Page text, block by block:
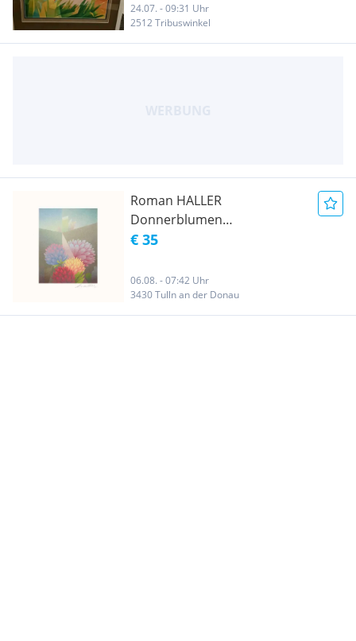
24.07. - 09:31 Uhr
2512 Tribuswinkel
Roman HALLER
Donnerblumen
Adventkassette
€ 35
06.08. - 07:42 Uhr
3430 Tulln an der Donau